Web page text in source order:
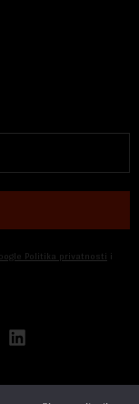
Politika privatnosti i